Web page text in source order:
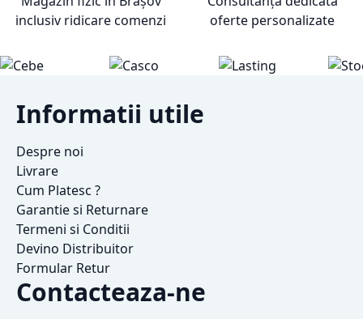
inclusiv ridicare comenzi
oferte personalizate
Informatii utile
Despre noi
Livrare
Cum Platesc ?
Garantie si Returnare
Termeni si Conditii
Devino Distribuitor
Formular Retur
Contacteaza-ne